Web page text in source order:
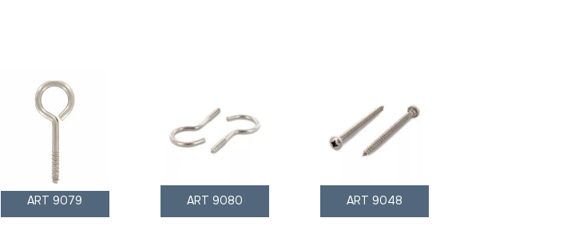
ART 9079 ART 9080 ART 9048